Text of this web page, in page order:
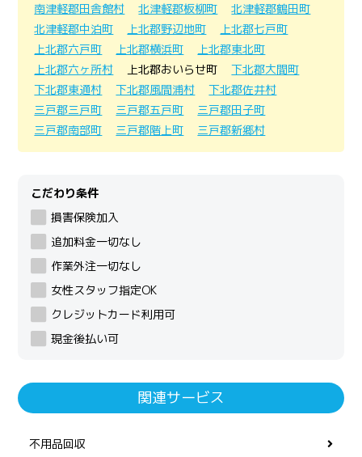
南津軽郡田舎館村
北津軽郡板柳町
北津軽郡鶴田町
北津軽郡中泊町
上北郡野辺地町
上北郡七戸町
上北郡六戸町
上北郡横浜町
上北郡東北町
上北郡六ヶ所村
上北郡おいらせ町
下北郡大間町
下北郡東通村
下北郡風間浦村
下北郡佐井村
三戸郡三戸町
三戸郡五戸町
三戸郡田子町
三戸郡南部町
三戸郡階上町 三戸郡新郷村
こだわり条件
損害保険加入
追加料金一切なし
作業外注一切なし
女性スタッフ指定OK
クレジットカード利用可
現金後払い可
関連サービス
不用品回収